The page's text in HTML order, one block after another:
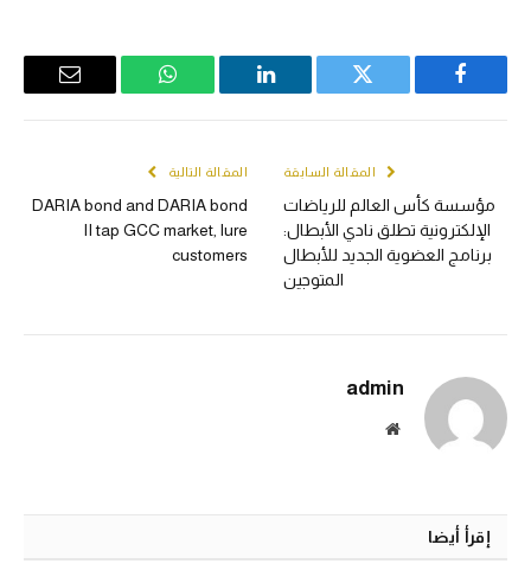
Facebook
Twitter
LinkedIn
WhatsApp
Email
المقالة السابقة
مؤسسة كأس العالم للرياضات
الإلكترونية تطلق نادي الأبطال:
برنامج العضوية الجديد للأبطال
المتوجين
المقالة التالية
DARIA bond and DARIA bond
II tap GCC market, lure
customers
admin
الموقع
إقرأ أيضا